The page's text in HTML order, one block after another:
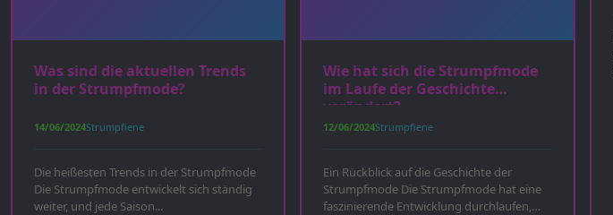
Was sind die aktuellen Trends
in der Strumpfmode?
14/06/2024Strumpfiene
Die heißesten Trends in der Strumpfmode
Die Strumpfmode entwickelt sich ständig
weiter, und jede Saison...
Wie hat sich die Strumpfmode
im Laufe der Geschichte
verändert?
12/06/2024Strumpfiene
Ein Rückblick auf die Geschichte der
Strumpfmode Die Strumpfmode hat eine
faszinierende Entwicklung durchlaufen,